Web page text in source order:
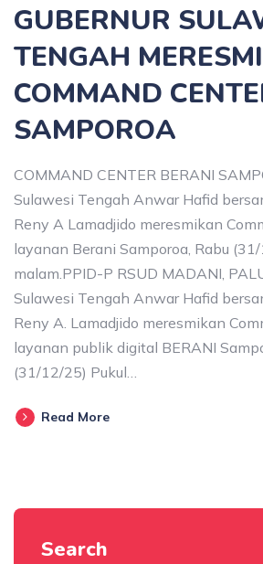
GUBERNUR
TENGAH
COMMAND
SAMPOROA
COMMAND CENTER BERANI
Sulawesi Tengah Anwar Hafid
Reny A Lamadjido meresmikan
layanan Berani Samporoa, Rabu
malam.PPID-P RSUD MADANI,
Sulawesi Tengah Anwar Hafid
Reny A. Lamadjido meresmikan
layanan publik digital BERANI
(31/12/25) Pukul…
Read More
Search